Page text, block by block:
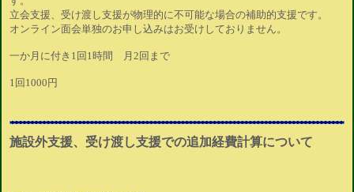
立会支援、受け渡し支援が物理的に不可能な場合の補助的支援です。
オンライン面会単独のお申し込みはお受けしておりません。
一か月に付き1回1時間 月2回まで
1回1000円
施設外支援、受け渡し支援での追加経費計算について